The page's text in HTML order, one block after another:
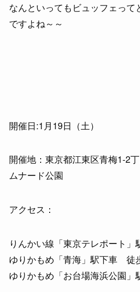
なんといってもビュッフェって
ですよね～～
開催日:1月19日（土）
開催地：東京都江東区青梅1-2
ムナード公園
アクセス：
りんかい線「東京テレポート
ゆりかもめ「青海」駅下車 徒
ゆりかもめ「お台場海浜公園